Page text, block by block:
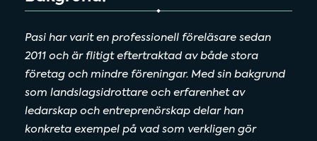
Pasi har varit en professionell föreläsare sedan
2011 och är flitigt eftertraktad av både stora
företag och mindre föreningar. Med sin bakgrund
som landslagsidrottare och erfarenhet av
ledarskap och entreprenörskap delar han
konkreta exempel på vad som verkligen gör